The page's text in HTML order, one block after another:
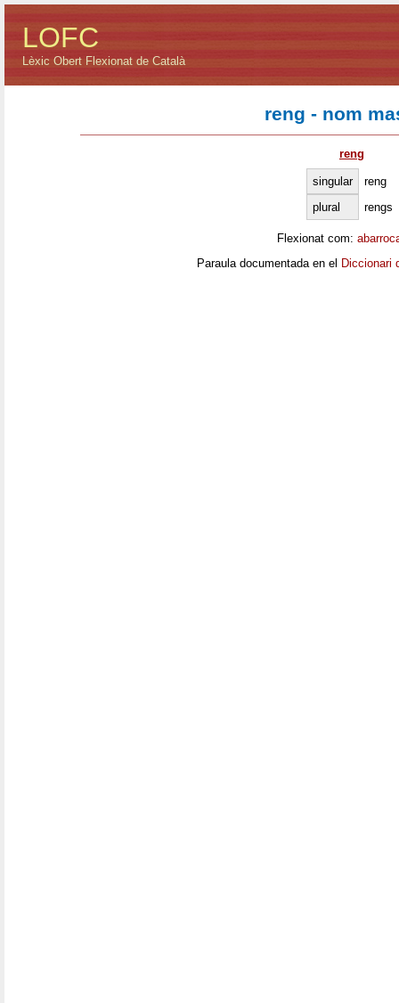
LOFC
Lèxic Obert Flexionat de Català
reng - nom
reng
singular
reng
plural
rengs
Flexionat com:
Paraula documentada en el Diccionari